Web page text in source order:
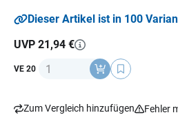
Dieser Artikel ist in 100
UVP 21,94 €
VE 20 Anzahl
Zum Vergleich hinzufügen Fehler